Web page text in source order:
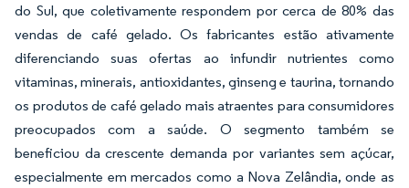
do Sul, que coletivamente respondem por cerca de 80% das
vendas de café gelado. Os fabricantes estão ativamente
diferenciando suas ofertas ao infundir nutrientes como
vitaminas, minerais, antioxidantes, ginseng e taurina, tornando
os produtos de café gelado mais atraentes para consumidores
preocupados com a saúde. O segmento também se
beneficiou da crescente demanda por variantes sem açúcar,
especialmente em mercados como a Nova Zelândia, onde as